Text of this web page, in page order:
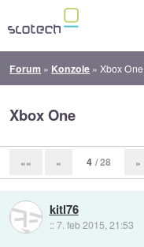
Forum » Konzole »Xbox One
Xbox One
«« « 4 / 28 »
kitl76
::7. feb 2015, 21:53